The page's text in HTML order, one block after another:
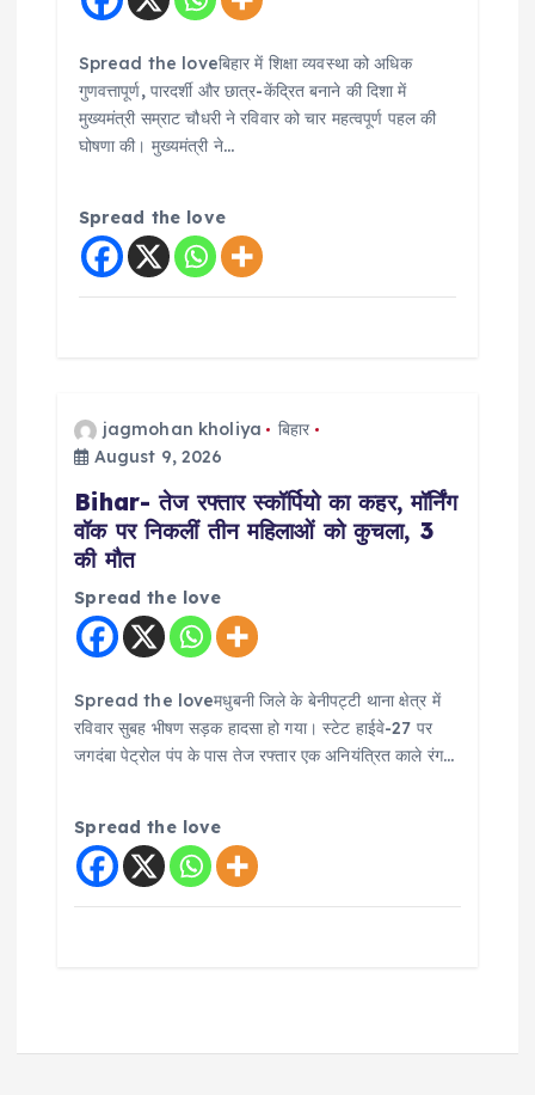
Spread the loveबिहार में शिक्षा व्यवस्था को अधिक
गुणवत्तापूर्ण, पारदर्शी और छात्र-केंद्रित बनाने की दिशा में
मुख्यमंत्री सम्राट चौधरी ने रविवार को चार महत्वपूर्ण पहल की
घोषणा की। मुख्यमंत्री ने…
Spread the love
jagmohan kholiya
बिहार
August 9, 2026
Bihar- तेज रफ्तार स्कॉर्पियो का कहर, मॉर्निंग
वॉक पर निकलीं तीन महिलाओं को कुचला, 3
की मौत
Spread the love
Spread the loveमधुबनी जिले के बेनीपट्टी थाना क्षेत्र में
रविवार सुबह भीषण सड़क हादसा हो गया। स्टेट हाईवे-27 पर
जगदंबा पेट्रोल पंप के पास तेज रफ्तार एक अनियंत्रित काले रंग…
Spread the love